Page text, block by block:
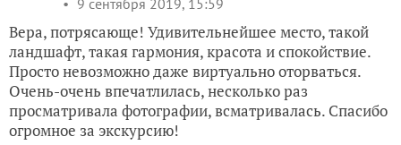
Ответить ✿ 1 Спасибо!
grekova-vera60
Вера Грекова
Печоры
10 сентября 2019, 20:15